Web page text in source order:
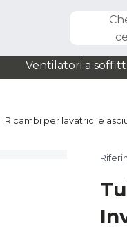
Ventilatori a
Ricambi per lavatrici e